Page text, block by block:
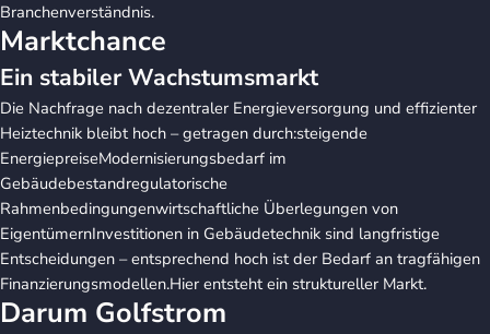
Branchenverständnis.
Marktchance
Ein stabiler Wachstumsmarkt
Die Nachfrage nach dezentraler Energieversorgung und effizienter
Heiztechnik bleibt hoch – getragen durch:steigende
EnergiepreiseModernisierungsbedarf im
Gebäudebestandregulatorische
Rahmenbedingungenwirtschaftliche Überlegungen von
EigentümernInvestitionen in Gebäudetechnik sind langfristige
Entscheidungen – entsprechend hoch ist der Bedarf an tragfähigen
Finanzierungsmodellen.Hier entsteht ein struktureller Markt.
Darum Golfstrom